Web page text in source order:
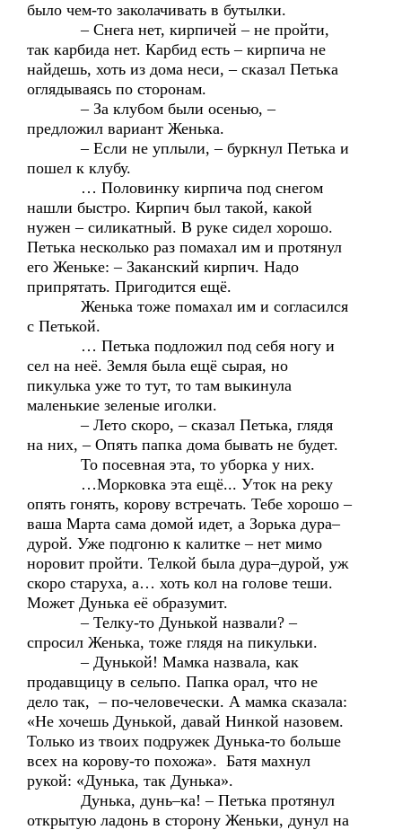
было чем-то заколачивать в бутылки.
– Снега нет, кирпичей – не пройти,
так карбида нет. Карбид есть – кирпича не
найдешь, хоть из дома неси, – сказал Петька
оглядываясь по сторонам.
– За клубом были осенью, –
предложил вариант Женька.
– Если не уплыли, – буркнул Петька и
пошел к клубу.
… Половинку кирпича под снегом
нашли быстро. Кирпич был такой, какой
нужен – силикатный. В руке сидел хорошо.
Петька несколько раз помахал им и протянул
его Женьке: – Заканский кирпич. Надо
припрятать. Пригодится ещё.
Женька тоже помахал им и согласился
с Петькой.
… Петька подложил под себя ногу и
сел на неё. Земля была ещё сырая, но
пикулька уже то тут, то там выкинула
маленькие зеленые иголки.
– Лето скоро, – сказал Петька, глядя
на них, – Опять папка дома бывать не будет.
То посевная эта, то уборка у них.
…Морковка эта ещё... Уток на реку
опять гонять, корову встречать. Тебе хорошо –
ваша Марта сама домой идет, а Зорька дура–
дурой. Уже подгоню к калитке – нет мимо
норовит пройти. Телкой была дура–дурой, уж
скоро старуха, а… хоть кол на голове теши.
Может Дунька её образумит.
– Телку-то Дунькой назвали? –
спросил Женька, тоже глядя на пикульки.
– Дунькой! Мамка назвала, как
продавщицу в сельпо. Папка орал, что не
дело так, – по-человечески. А мамка сказала:
«Не хочешь Дунькой, давай Нинкой назовем.
Только из твоих подружек Дунька-то больше
всех на корову-то похожа». Батя махнул
рукой: «Дунька, так Дунька».
Дунька, дунь–ка! – Петька протянул
открытую ладонь в сторону Женьки, дунул на